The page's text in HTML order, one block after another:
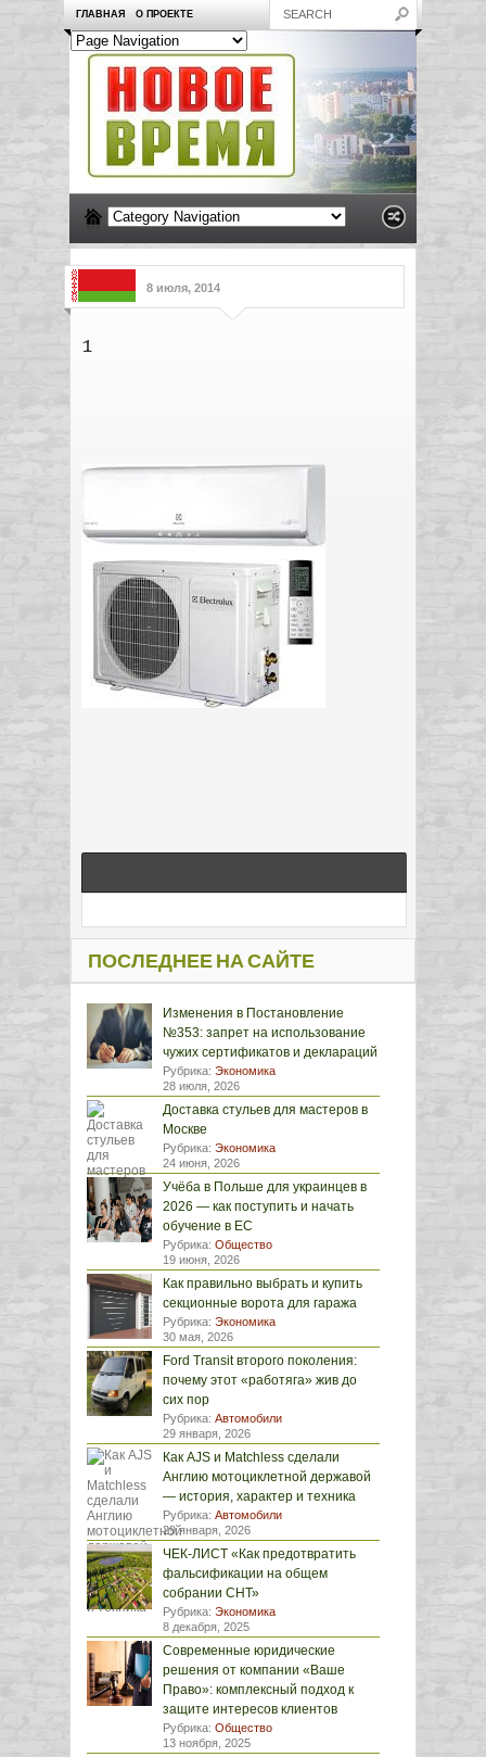
ГЛАВНАЯ О ПРОЕКТЕ
8 июля, 2014
1
ПОСЛЕДНЕЕ НА САЙТЕ
Изменения в Постановление
№353: запрет на использование
чужих сертификатов и деклараций
Рубрика: Экономика
28 июля, 2026
Доставка стульев для мастеров в
Москве
Рубрика: Экономика
24 июня, 2026
Учёба в Польше для украинцев в
2026 — как поступить и начать
обучение в ЕС
Рубрика: Общество
19 июня, 2026
Как правильно выбрать и купить
секционные ворота для гаража
Рубрика: Экономика
30 мая, 2026
Ford Transit второго поколения:
почему этот «работяга» жив до
сих пор
Рубрика: Автомобили
29 января, 2026
Как AJS и Matchless сделали
Англию мотоциклетной державой
— история, характер и техника
Рубрика: Автомобили
29 января, 2026
ЧЕК-ЛИСТ «Как предотвратить
фальсификации на общем
собрании СНТ»
Рубрика: Экономика
8 декабря, 2025
Современные юридические
решения от компании «Ваше
Право»: комплексный подход к
защите интересов клиентов
Рубрика: Общество
13 ноября, 2025